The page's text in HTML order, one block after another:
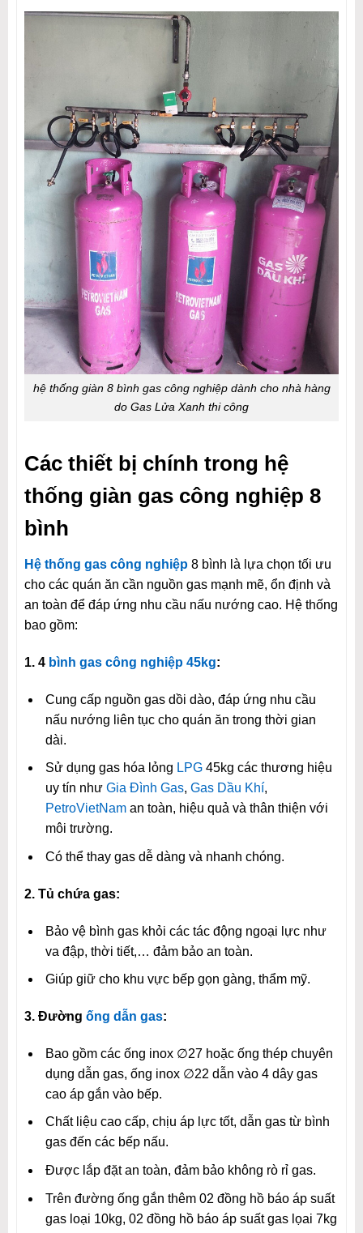
hệ thống giàn 8 bình gas công nghiệp dành cho nhà hàng
do Gas Lửa Xanh thi công
Các thiết bị chính trong hệ
thống giàn gas công nghiệp 8
bình
Hệ thống gas công nghiệp8 bình là lựa chọn tối ưu
cho các quán ăn cần nguồn gas mạnh mẽ, ổn định và
an toàn để đáp ứng nhu cầu nấu nướng cao. Hệ thống
bao gồm:
1. 4 bình gas công nghiệp 45kg:
Cung cấp nguồn gas dồi dào, đáp ứng nhu cầu
nấu nướng liên tục cho quán ăn trong thời gian
dài.
Sử dụng gas hóa lỏng LPG45kg các thương hiệu
uy tín như Gia Đình Gas, Gas Dầu Khí,
PetroVietNaman toàn, hiệu quả và thân thiện với
môi trường.
Có thể thay gas dễ dàng và nhanh chóng.
2. Tủ chứa gas:
Bảo vệ bình gas khỏi các tác động ngoại lực như
va đập, thời tiết,… đảm bảo an toàn.
Giúp giữ cho khu vực bếp gọn gàng, thẩm mỹ.
3. Đường ống dẫn gas:
Bao gồm các ống inox ∅27 hoặc ống thép chuyên
dụng dẫn gas, ống inox ∅22 dẫn vào 4 dây gas
cao áp gắn vào bếp.
Chất liệu cao cấp, chịu áp lực tốt, dẫn gas từ bình
gas đến các bếp nấu.
Được lắp đặt an toàn, đảm bảo không rò rỉ gas.
Trên đường ống gắn thêm 02 đồng hồ báo áp suất
gas loại 10kg, 02 đồng hồ báo áp suất gas lọai 7kg